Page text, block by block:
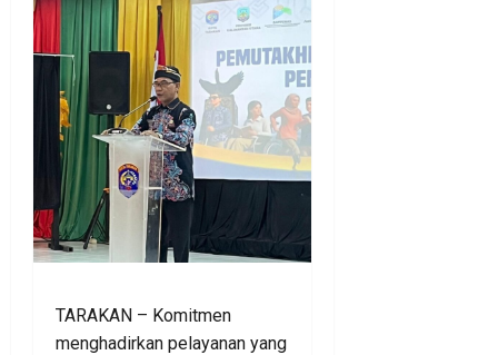
TARAKAN – Komitmen
menghadirkan pelayanan yang